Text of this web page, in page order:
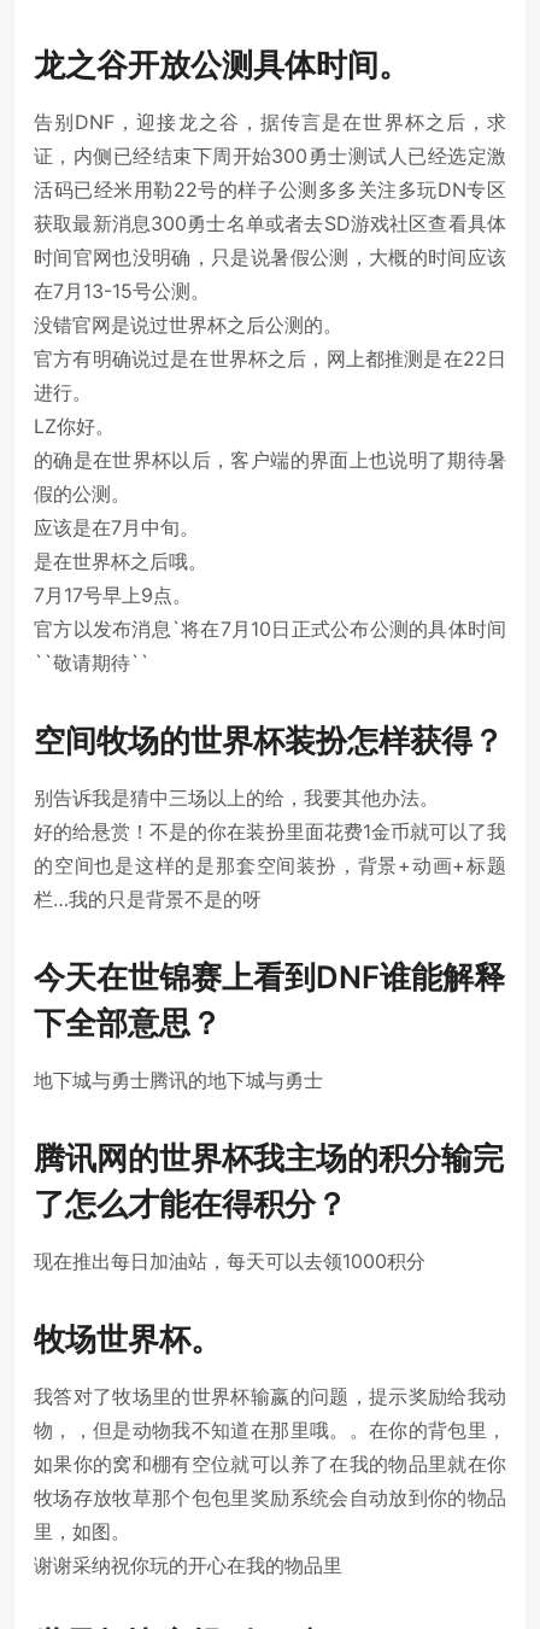
龙之谷开放公测具体时间。
告别DNF，迎接龙之谷，据传言是在世界杯之后，求
证，内侧已经结束下周开始300勇士测试人已经选定激
活码已经米用勒22号的样子公测多多关注多玩DN专区
获取最新消息300勇士名单或者去SD游戏社区查看具体
时间官网也没明确，只是说暑假公测，大概的时间应该
在7月13-15号公测。
没错官网是说过世界杯之后公测的。
官方有明确说过是在世界杯之后，网上都推测是在22日
进行。
LZ你好。
的确是在世界杯以后，客户端的界面上也说明了期待暑
假的公测。
应该是在7月中旬。
是在世界杯之后哦。
7月17号早上9点。
官方以发布消息`将在7月10日正式公布公测的具体时间
``敬请期待``
空间牧场的世界杯装扮怎样获得？
别告诉我是猜中三场以上的给，我要其他办法。
好的给悬赏！不是的你在装扮里面花费1金币就可以了我
的空间也是这样的是那套空间装扮，背景+动画+标题
栏…我的只是背景不是的呀
今天在世锦赛上看到DNF谁能解释
下全部意思？
地下城与勇士腾讯的地下城与勇士
腾讯网的世界杯我主场的积分输完
了怎么才能在得积分？
现在推出每日加油站，每天可以去领1000积分
牧场世界杯。
我答对了牧场里的世界杯输嬴的问题，提示奖励给我动
物，，但是动物我不知道在那里哦。。在你的背包里，
如果你的窝和棚有空位就可以养了在我的物品里就在你
牧场存放牧草那个包包里奖励系统会自动放到你的物品
里，如图。
谢谢采纳祝你玩的开心在我的物品里